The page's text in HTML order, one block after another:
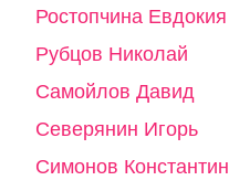
Ростопчина Евдокия
Рубцов Николай
Самойлов Давид
Северянин Игорь
Симонов Константин